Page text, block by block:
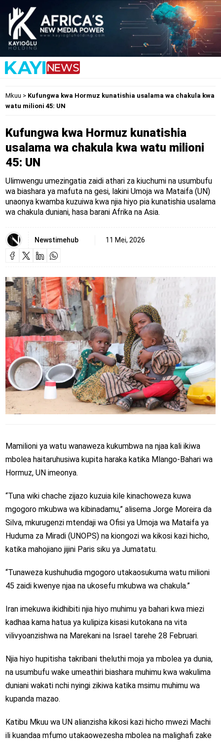
Mkuu > Kufungwa kwa Hormuz kunatishia usalama wa chakula kwa
watu milioni 45: UN
Kufungwa kwa Hormuz kunatishia
usalama wa chakula kwa watu milioni
45: UN
Ulimwengu umezingatia zaidi athari za kiuchumi na usumbufu
wa biashara ya mafuta na gesi, lakini Umoja wa Mataifa (UN)
unaonya kwamba kuzuiwa kwa njia hiyo pia kunatishia usalama
wa chakula duniani, hasa barani Afrika na Asia.
Newstimehub 11 Mei, 2026
Mamilioni ya watu wanaweza kukumbwa na njaa kali ikiwa
mbolea haitaruhusiwa kupita haraka katika Mlango-Bahari wa
Hormuz, UN imeonya.
“Tuna wiki chache zijazo kuzuia kile kinachoweza kuwa
mgogoro mkubwa wa kibinadamu,” alisema Jorge Moreira da
Silva, mkurugenzi mtendaji wa Ofisi ya Umoja wa Mataifa ya
Huduma za Miradi (UNOPS) na kiongozi wa kikosi kazi hicho,
katika mahojiano jijini Paris siku ya Jumatatu.
“Tunaweza kushuhudia mgogoro utakaosukuma watu milioni
45 zaidi kwenye njaa na ukosefu mkubwa wa chakula.”
Iran imekuwa ikidhibiti njia hiyo muhimu ya bahari kwa miezi
kadhaa kama hatua ya kulipiza kisasi kutokana na vita
vilivyoanzishwa na Marekani na Israel tarehe 28 Februari.
Njia hiyo hupitisha takribani theluthi moja ya mbolea ya dunia,
na usumbufu wake umeathiri biashara muhimu kwa wakulima
duniani wakati nchi nyingi zikiwa katika msimu muhimu wa
kupanda mazao.
Katibu Mkuu wa UN alianzisha kikosi kazi hicho mwezi Machi
ili kuandaa mfumo utakaowezesha mbolea na malighafi zake